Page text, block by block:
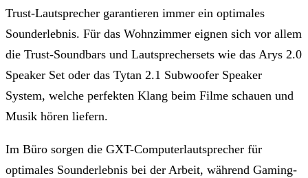
Trust-Lautsprecher garantieren immer ein optimales
Sounderlebnis. Für das Wohnzimmer eignen sich vor allem
die Trust-Soundbars und Lautsprechersets wie das Arys 2.0
Speaker Set oder das Tytan 2.1 Subwoofer Speaker
System, welche perfekten Klang beim Filme schauen und
Musik hören liefern.
Im Büro sorgen die GXT-Computerlautsprecher für
optimales Sounderlebnis bei der Arbeit, während Gaming-